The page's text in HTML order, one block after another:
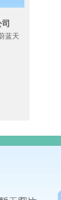
蓝天